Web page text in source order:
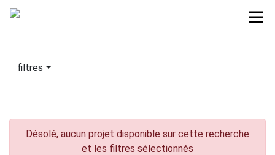
filtres
Désolé, aucun projet disponible sur cette recherche
et les filtres sélectionnés